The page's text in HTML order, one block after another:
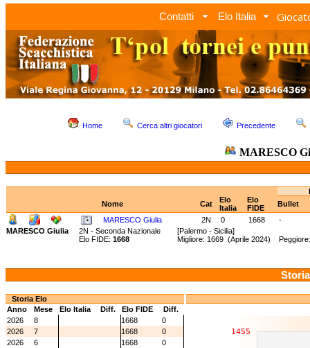
Contatti Elo Italia
Home Cerca altri giocatori Precedente
MARESCO
Nome
Cat
Elo
Italia
Elo
FIDE
Bullet
MARESCO Giulia
2N 0 1668
-
MARESCO Giulia
2N - Seconda Nazionale [Palermo - Sicilia]
Elo FIDE: 1668 Migliore: 1669 (Aprile 2024)
Storia Elo
Anno
Mese Elo Italia Diff. Elo FIDE
Diff.
2026
8 1668
0
2026
7 1668
0
2026
6 1668
0